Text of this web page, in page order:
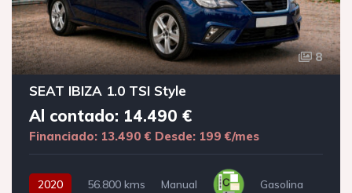
8
SEAT IBIZA 1.0 TSI Style
Al contado: 14.490 €
Financiado: 13.490 € Desde: 199 €/mes
2020 56.800 kms Manual Gasolina